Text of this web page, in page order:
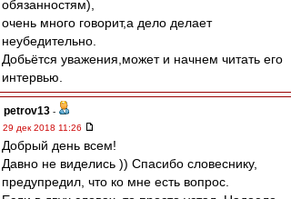
обязанностям),
очень много говорит,а дело делает
неубедительно.
Добьётся уважения,может и начнем читать его
интервью.
petrov13 -
29 дек 2018 11:26
Добрый день всем!
Давно не виделись )) Спасибо словеснику,
предупредил, что ко мне есть вопрос.